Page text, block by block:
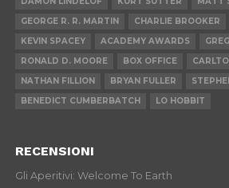
GEORGE R. R. MARTIN
CHARLIE BROOKER
KEVIN SPACEY
ACADEMY AWARDS
RONALD D. MOORE
BOX OFFICE
NATHAN FILLION
BRYAN FULLER
BENEDICT CUMBERBATCH
LO HOBBIT
RECENSIONI
Gli Aperitivi: Welcome To Earth